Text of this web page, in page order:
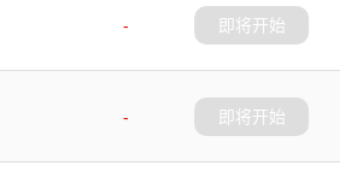
-
即将开始
-
即将开始